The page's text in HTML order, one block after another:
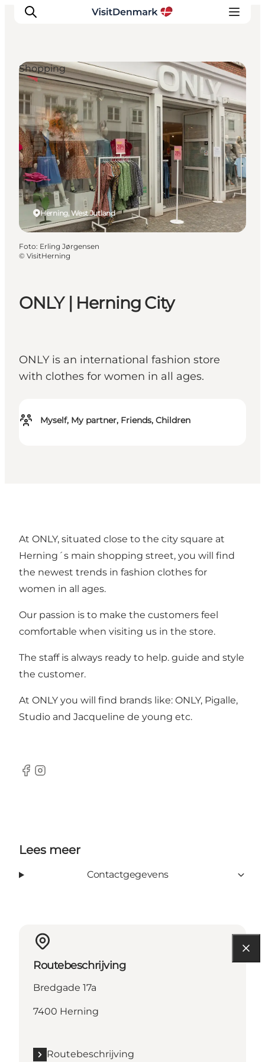
Inspiratie
Bestemmingen
Wat te doen
Accommodaties
Plan je reis
ONLY | Herning City
ONLY is an international fashion store
with clothes for women in all ages.
Myself, My partner, Friends, Children
Herning, West Jutland
Shopping
Foto: Erling Jørgensen
© VisitHerning
At ONLY, situated close to the city square at
Herning´s main shopping street, you will find
the newest trends in fashion clothes for
women in all ages.
Our passion is to make the customers feel
comfortable when visiting us in the store.
The staff is always ready to help. guide and style
the customer.
At ONLY you will find brands like: ONLY, Pigalle,
Studio and Jacqueline de young etc.
Facebook
Instagram
Lees meer
Contactgegevens
Routebeschrijving
Bredgade 17a
7400 Herning
Routebeschrijving